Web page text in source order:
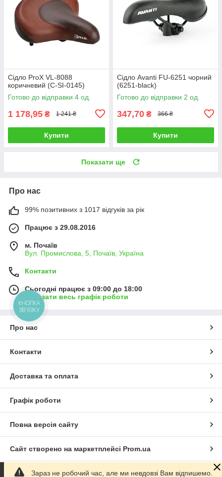
Сідло ProX VL-8088
коричневий (C-SI-0145)
Готово до відправки 4 од.
1 178,95 ₴ 1 241 ₴
Купити
Сідло Avanti FU-6251 чорний
(6251-black)
Готово до відправки 2 од.
347,70 ₴ 366 ₴
Купити
Показати ще
Про нас
99% позитивних з 1017 відгуків за рік
Працює з 29.08.2016
м. Почаїв
Вул. Промислова, 5, Почаїв, Україна
Контакти
Сьогодні працює з 09:00 до 18:00
Показати весь графік роботи
Про нас
Контакти
Доставка та оплата
Графік роботи
Повна версія сайту
Сайт створено на маркетплейсі Prom.ua
Політика конфіденційності
Зараз не робочий час, але ми невдовзі Вам відпишемо.
КНОПКА
ЗВ'ЯЗКУ